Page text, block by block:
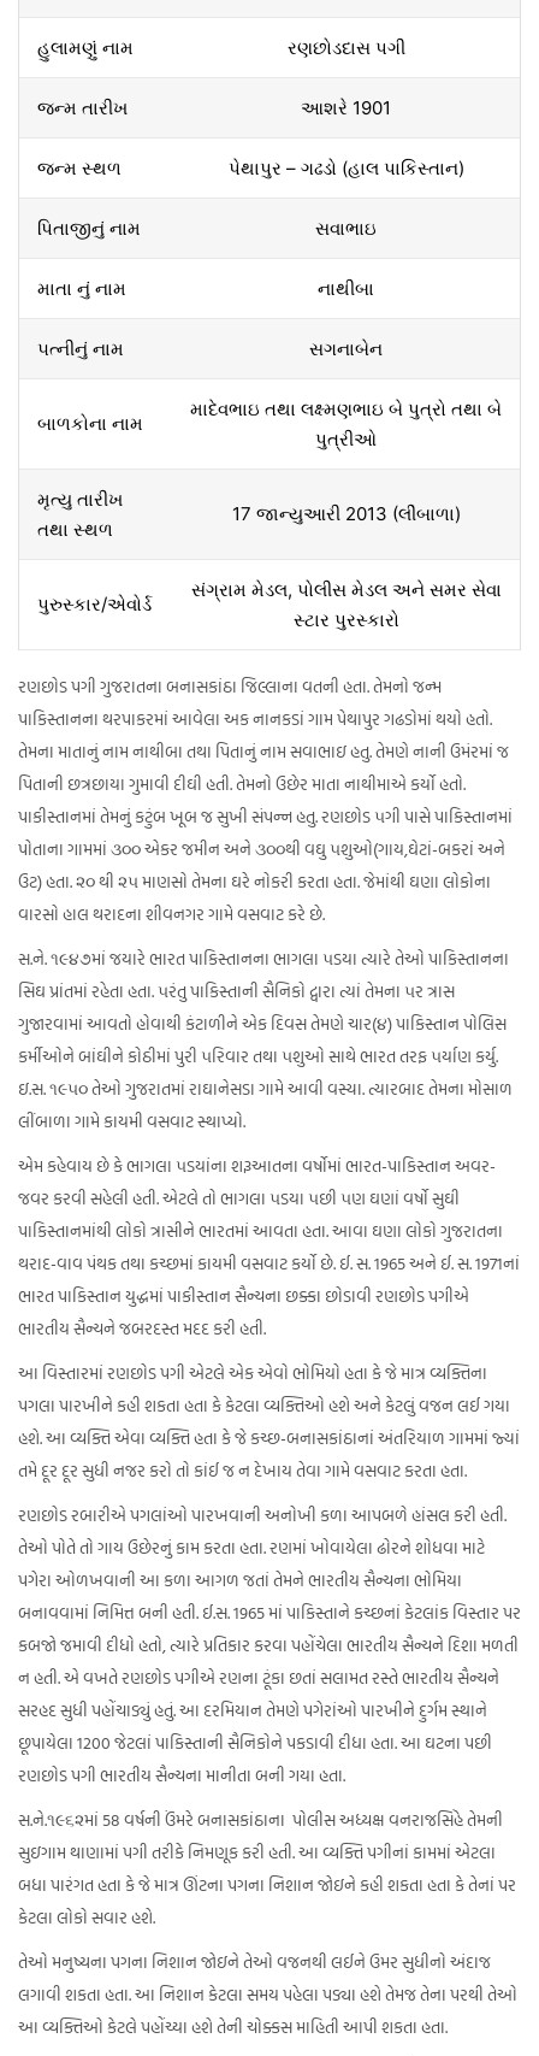
હુલામણું નામ રણછોડદાસ પગી
જન્મ તારીખ આશરે 1901
જન્મ સ્થળ પેથાપુર – ગઢડો (હાલ પાકિસ્તાન)
પિતાજીનું નામ સવાભાઇ
માતા નું નામ નાથીબા
૫ત્નીનું નામ સગનાબેન
બાળકોના નામ
માદેવભાઇ તથા લક્ષ્મણભાઇ બે પુત્રો તથા બે
પુત્રીઓ
મૃત્યુ તારીખ
તથા સ્થળ
17 જાન્યુઆરી 2013 (લીંબાળા)
પુરુસ્કાર/એવોર્ડ
સંગ્રામ મેડલ, પોલીસ મેડલ અને સમર સેવા
સ્ટાર પુરસ્કારો
રણછોડ પગી ગુજરાતના બનાસકાંઠા જિલ્લાના વતની હતા. તેમનો જન્મ
પાકિસ્તાનના થરપાકરમાં આવેલા અક નાનકડાં ગામ પેથાપુર ગઢડોમાં થયો હતો.
તેમના માતાનું નામ નાથીબા તથા પિતાનું નામ સવાભાઇ હતુ. તેમણે નાની ઉમંરમાં જ
પિતાની છત્રછાયા ગુમાવી દીઘી હતી. તેમનો ઉછેર માતા નાથીમાએ કર્યો હતો.
પાકીસ્તાનમાં તેમનું કટુંબ ખૂબ જ સુખી સંપન્ન હતુ. રણછોડ ૫ગી પાસે પાકિસ્તાનમાં
પોતાના ગામમાં ૩૦૦ એકર જમીન અને ૩૦૦થી વઘુ ૫શુઓ(ગાય,ઘેટાં-બકરાં અને
ઉટ) હતા. ૨૦ થી ૨૫ માણસો તેમના ઘરે નોકરી કરતા હતા. જેમાંથી ઘણા લોકોના
વારસો હાલ થરાદના શીવનગર ગામે વસવાટ કરે છે.
સ.ને. ૧૯૪૭માં જયારે ભારત પાકિસ્તાનના ભાગલા ૫ડયા ત્યારે તેઓ પાકિસ્તાનના
સિઘ પ્રાંતમાં રહેતા હતા. ૫રંતુ પાકિસ્તાની સૈનિકો દ્વારા ત્યાં તેમના ૫ર ત્રાસ
ગુજારવામાં આવતો હોવાથી કંટાળીને એક દિવસ તેમણે ચાર(૪) પાકિસ્તાન પોલિસ
કર્મીઓને બાંઘીને કોઠીમાં પુરી ૫રિવાર તથા ૫શુઓ સાથે ભારત તરફ ૫ર્યાણ કર્યુ.
ઇ.સ. ૧૯૫૦ તેઓ ગુજરાતમાં રાઘાનેસડા ગામે આવી વસ્યા. ત્યારબાદ તેમના મોસાળ
લીંબાળા ગામે કાયમી વસવાટ સ્થાપ્યો.
એમ કહેવાય છે કે ભાગલા ૫ડયાંના શરૂઆતના વર્ષોમાં ભારત-પાકિસ્તાન અવર-
જવર કરવી સહેલી હતી. એટલે તો ભાગલા ૫ડયા ૫છી ૫ણ ઘણાં વર્ષો સુઘી
પાકિસ્તાનમાંથી લોકો ત્રાસીને ભારતમાં આવતા હતા. આવા ઘણા લોકો ગુજરાતના
થરાદ-વાવ પંથક તથા કચ્છમાં કાયમી વસવાટ કર્યો છે. ઈ. સ. 1965 અને ઈ. સ. 1971નાં
ભારત પાકિસ્તાન યુદ્ધમાં પાકીસ્તાન સૈન્યના છક્કા છોડાવી રણછોડ પગીએ
ભારતીય સૈન્યને જબરદસ્ત મદદ કરી હતી.
આ વિસ્તારમાં રણછોડ પગી એટલે એક એવો ભોમિયો હતા કે જે માત્ર વ્યક્તિના
પગલા પારખીને કહી શકતા હતા કે કેટલા વ્યક્તિઓ હશે અને કેટલું વજન લઈ ગયા
હશે. આ વ્યક્તિ એવા વ્યક્તિ હતા કે જે કચ્છ-બનાસકાંઠાનાં અંતરિયાળ ગામમાં જ્યાં
તમે દૂર દૂર સુધી નજર કરો તો કાંઈ જ ન દેખાય તેવા ગામે વસવાટ કરતા હતા.
રણછોડ રબારીએ પગલાંઓ પારખવાની અનોખી કળા આપબળે હાંસલ કરી હતી.
તેઓ પોતે તો ગાય ઉછેરનું કામ કરતા હતા. રણમાં ખોવાયેલા ઢોરને શોધવા માટે
પગેરા ઓળખવાની આ કળા આગળ જતાં તેમને ભારતીય સૈન્યના ભોમિયા
બનાવવામાં નિમિત્ત બની હતી. ઈ.સ. 1965 માં પાકિસ્તાને કચ્છનાં કેટલાંક વિસ્તાર પર
કબજો જમાવી દીધો હતો, ત્યારે પ્રતિકાર કરવા પહોંચેલા ભારતીય સૈન્યને દિશા મળતી
ન હતી. એ વખતે રણછોડ પગીએ રણના ટૂંકા છતાં સલામત રસ્તે ભારતીય સૈન્યને
સરહદ સુધી પહોંચાડ્યું હતું. આ દરમિયાન તેમણે પગેરાંઓ પારખીને દુર્ગમ સ્થાને
છૂપાયેલા 1200 જેટલાં પાકિસ્તાની સૈનિકોને પકડાવી દીધા હતા. આ ઘટના પછી
રણછોડ પગી ભારતીય સૈન્યના માનીતા બની ગયા હતા.
સ.ને.૧૯૬૨માં 58 વર્ષની ઉંમરે બનાસકાંઠાના પોલીસ અધ્યક્ષ વનરાજસિંહે તેમની
સુઇગામ થાણામાં પગી તરીકે નિમણૂક કરી હતી. આ વ્યક્તિ પગીનાં કામમાં એટલા
બધા પારંગત હતા કે જે માત્ર ઊંટના પગના નિશાન જોઇને કહી શકતા હતા કે તેનાં પર
કેટલા લોકો સવાર હશે.
તેઓ મનુષ્યના પગના નિશાન જોઇને તેઓ વજનથી લઈને ઉમર સુધીનો અંદાજ
લગાવી શકતા હતા. આ નિશાન કેટલા સમય પહેલા પડ્યા હશે તેમજ તેના પરથી તેઓ
આ વ્યક્તિઓ કેટલે પહોંચ્યા હશે તેની ચોક્કસ માહિતી આપી શકતા હતા.